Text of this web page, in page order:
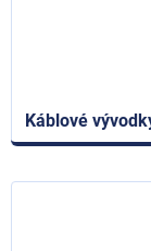
Káblové